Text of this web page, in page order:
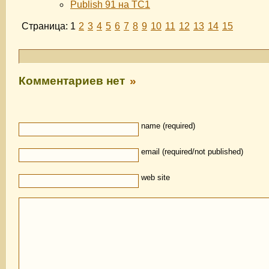
Publish 91 на TC1
Страница: 1 2 3 4 5 6 7 8 9 10 11 12 13 14 15
Комментариев нет »
name (required)
email (required/not published)
web site